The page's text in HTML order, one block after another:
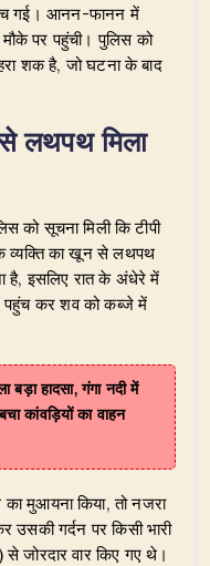
गई। आनन-फानन में
पर पहुंची। पुलिस को
शक है, जो घटना के बाद
लथपथ मिला
को सूचना मिली कि टीपी
व्यक्ति का खून से लथपथ
है, इसलिए रात के अंधेरे में
पहुंच कर शव को कब्जे में
बड़ा हादसा, गंगा नदी में
कांवड़ियों का वाहन
मुआयना किया, तो नजरा
गर्दन पर किसी भारी
से जोरदार वार किए गए थे।